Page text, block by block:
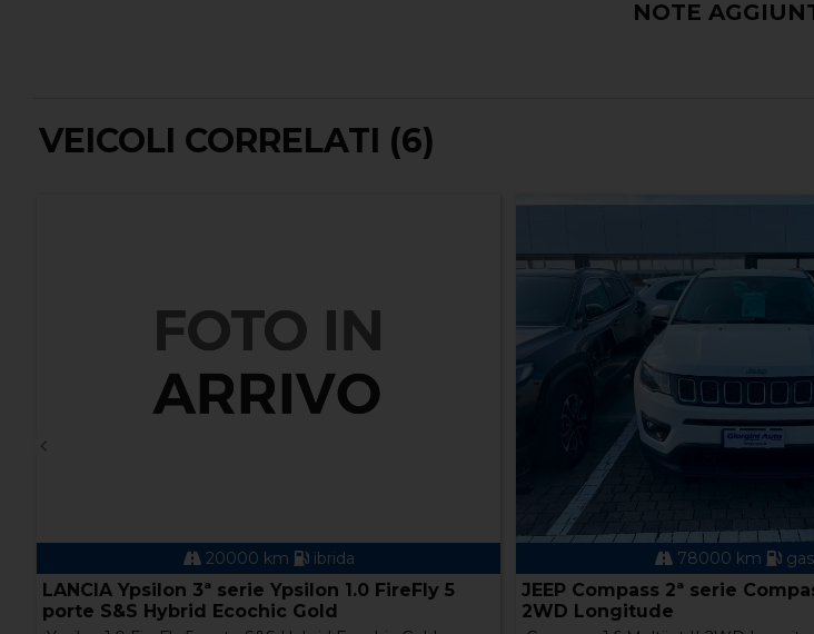
NOTE
VEICOLI CORRELATI (6)
78000 km gasolio
JEEP Compass 2ª serie Compass 1.6 Multijet II
2WD Longitude
1 km ibrida
FIAT Panda 3ª serie Panda 1.0
Hybrid